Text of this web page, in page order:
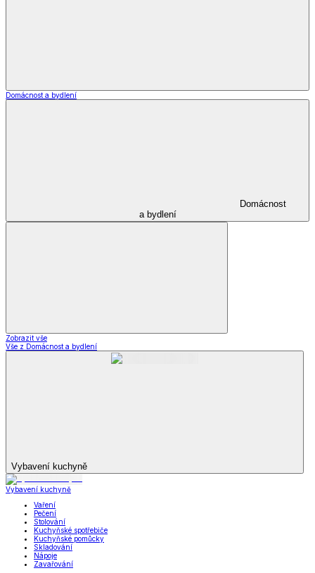
Domácnost a bydlení
Domácnost
a bydlení
Zobrazit vše
Vše z Domácnost a bydlení
Vybavení kuchyně
Vybavení kuchyně
Vaření
Pečení
Stolování
Kuchyňské spotřebiče
Kuchyňské pomůcky
Skladování
Nápoje
Zavařování